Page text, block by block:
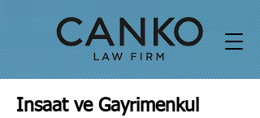
Insaat ve Gayrimenkul